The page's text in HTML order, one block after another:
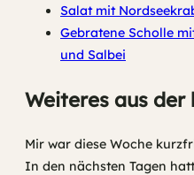
Salat mit
Gebratene Scholle
und Salbei
Weiteres aus der
Mir war diese Woche
In den nächsten Tagen